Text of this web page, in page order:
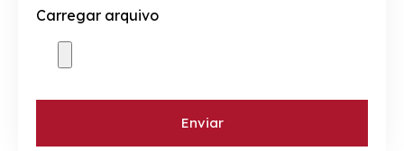
Carregar arquivo
Enviar